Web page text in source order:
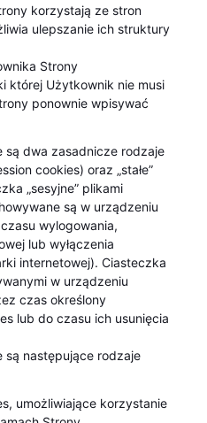
korzystają ze stron
ulepszanie ich struktury
Strony
której Użytkownik nie musi
ponownie wpisywać
są dwa zasadnicze rodzaje
cookies) oraz „stałe”
„sesyjne” plikami
są w urządzeniu
wylogowania,
lub wyłączenia
internetowej). Ciasteczka
w urządzeniu
czas określony
lub do czasu ich usunięcia
są następujące rodzaje
umożliwiające korzystanie